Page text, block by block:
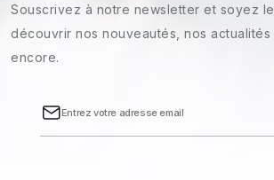
Souscrivez à notre newsletter et soyez
découvrir nos nouveautés, nos actualités
encore.